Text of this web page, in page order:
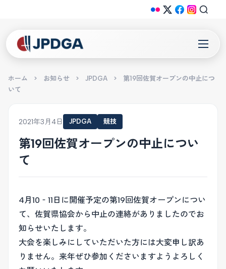
ホーム > お知らせ > JPDGA >
第19回佐賀オープンの中止につ
いて
2021年3月4日 JPDGA 競技
第19回佐賀オープンの中止につい
て
4月10‐11日に開催予定の第19回佐賀オープンについ
て、佐賀県協会から中止の連絡がありましたのでお
知らせいたします。
大会を楽しみにしていただいた方には大変申し訳あ
りません。来年ぜひ参加くださいますようよろしく